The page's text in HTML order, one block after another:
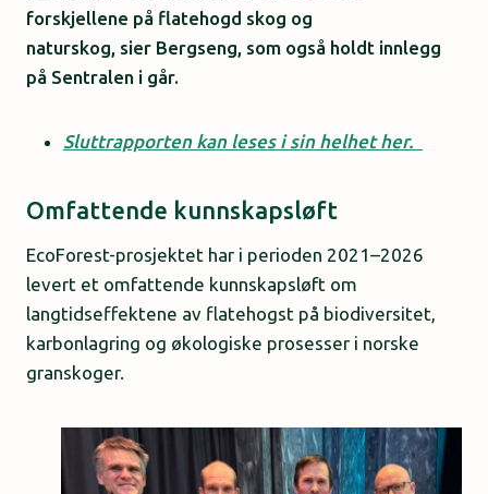
forskjellene på flatehogd skog og
naturskog, sier Bergseng, som også holdt innlegg
på Sentralen i går.
Sluttrapporten kan leses i sin helhet her.
Omfattende kunnskapsløft
EcoForest-prosjektet har i perioden 2021–2026
levert et omfattende kunnskapsløft om
langtidseffektene av flatehogst på biodiversitet,
karbonlagring og økologiske prosesser i norske
granskoger.